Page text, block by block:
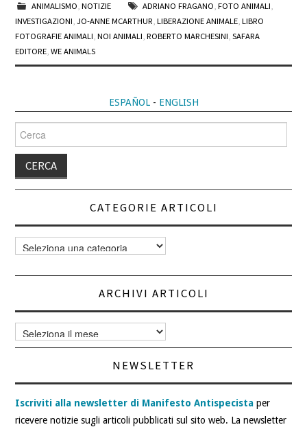
ANIMALISMO, NOTIZIE ADRIANO FRAGANO, FOTO ANIMALI,
INVESTIGAZIONI,JO-ANNE MCARTHUR,LIBERAZIONE ANIMALE,LIBRO
FOTOGRAFIE ANIMALI,NOI ANIMALI,ROBERTO MARCHESINI,SAFARA
EDITORE,WE ANIMALS
ESPAÑOL- ENGLISH
Cerca
per:
CATEGORIE ARTICOLI
Categorie
articoli
ARCHIVI ARTICOLI
Archivi
articoli
NEWSLETTER
Iscriviti alla newsletter di Manifesto Antispecista per
ricevere notizie sugli articoli pubblicati sul sito web. La newsletter